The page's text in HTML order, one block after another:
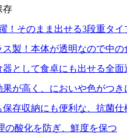
存
！そのまま出せる3段重タイ
製！本体が透明なので中の
器として食卓にも出せる全面
果が高く、においや色がつ
保存収納にも便利な、抗菌
の酸化を防ぎ、鮮度を保つ